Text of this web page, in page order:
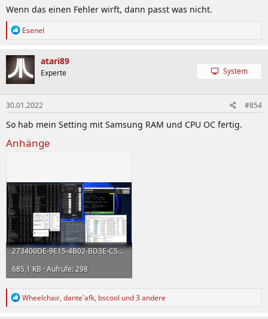
Wenn das einen Fehler wirft, dann passt was nicht.
R
k
t
i
o
n
e
n
:
Esenel
atari89
Experte System
30.01.2022 #854
So hab mein Setting mit Samsung RAM und CPU OC fertig.
Anhänge
273400DE-9E15-4B02-BD3E-C5AE7BE3138E.jpeg
685,1 KB · Aufrufe: 298
R
Wheelchair, dante`afk, bscool und 3 andere